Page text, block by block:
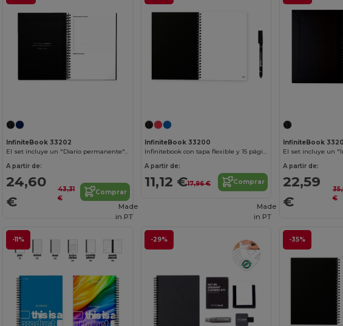
InfiniteBook 33202
El set incluye un "Diario permanente", un kit de limpieza, un marcador y un portamarcadores
A partir de:
24,60
€
43,31
€
Comprar
InfiniteBook 33200
Infinitebook con tapa flexible y 15 páginas de pizarra blanca lisas
A partir de:
11,12 €17,96 € Comprar
InfiniteBook
A partir de:
22,59
€
€
-11% -29%
Made
in PT
-35%
Made
in PT